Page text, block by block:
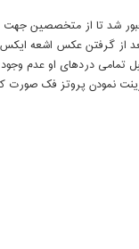
شد تا از متخصصین
بعد از گرفتن عکس اشعه
تمامی دردهای او عدم
نمودن پروتز فک صورت